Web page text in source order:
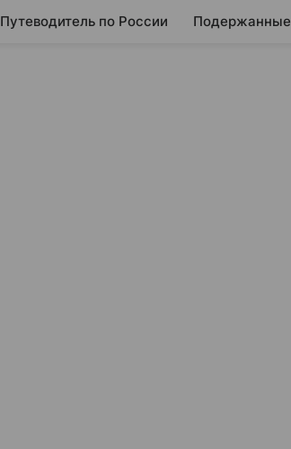
Путеводитель по России Подержанные